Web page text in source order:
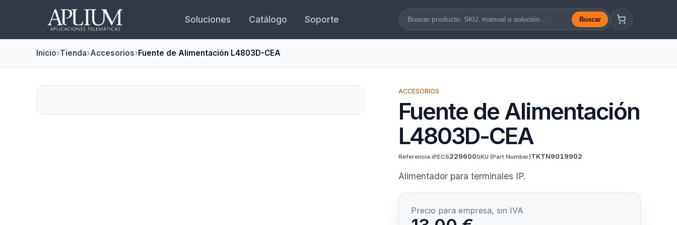
Soluciones Catálogo Soporte Buscar en la web Buscar
Inicio Tienda Accesorios Fuente de Alimentación L4803D-CEA
ACCESORIOS
Fuente de Alimentación
L4803D-CEA
Referencia iPECS229600SKU (Part Number)TKTN9019902
Alimentador para terminales IP.
Precio para empresa, sin IVA